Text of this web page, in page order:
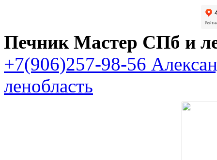
Печник Мастер СПб и
+7(906)257-98-56
ленобласть